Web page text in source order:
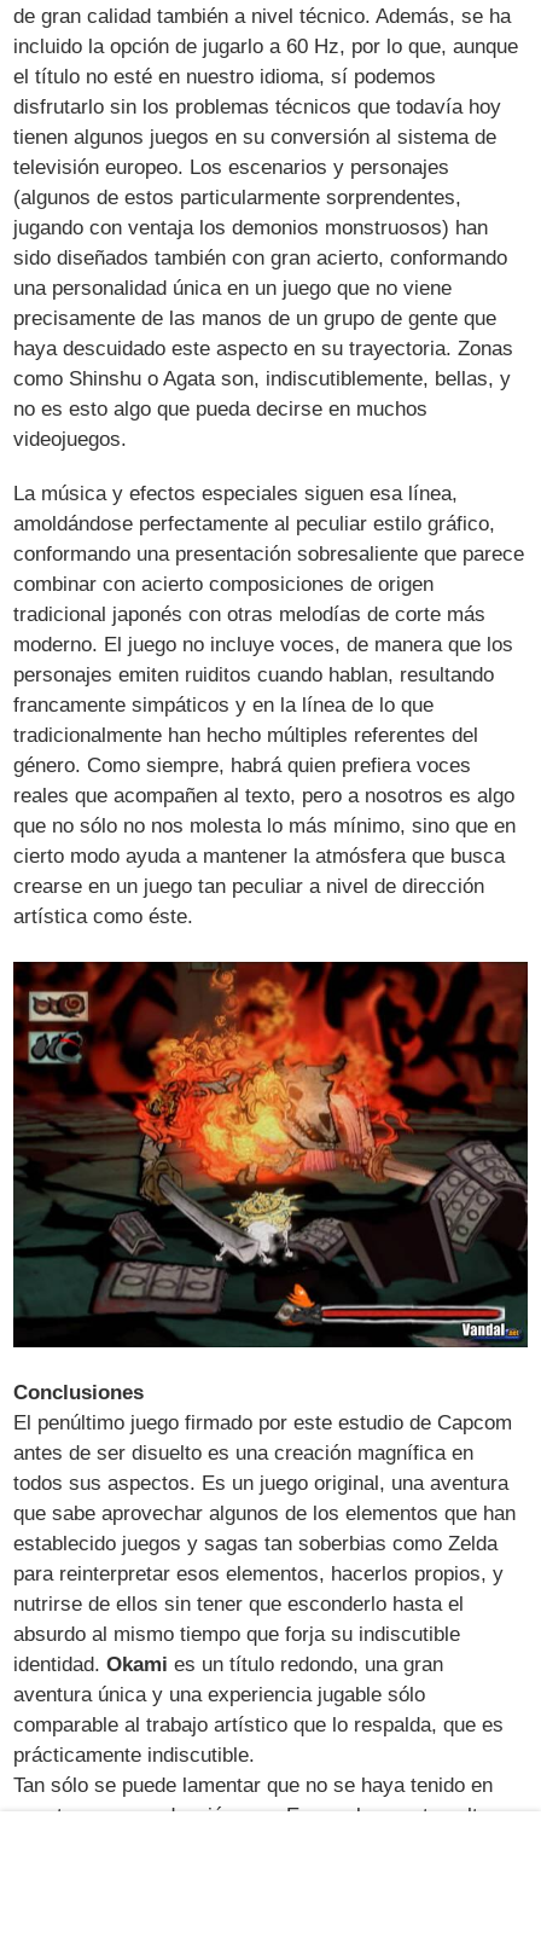
de gran calidad también a nivel técnico. Además, se ha
incluido la opción de jugarlo a 60 Hz, por lo que, aunque
el título no esté en nuestro idioma, sí podemos
disfrutarlo sin los problemas técnicos que todavía hoy
tienen algunos juegos en su conversión al sistema de
televisión europeo. Los escenarios y personajes
(algunos de estos particularmente sorprendentes,
jugando con ventaja los demonios monstruosos) han
sido diseñados también con gran acierto, conformando
una personalidad única en un juego que no viene
precisamente de las manos de un grupo de gente que
haya descuidado este aspecto en su trayectoria. Zonas
como Shinshu o Agata son, indiscutiblemente, bellas, y
no es esto algo que pueda decirse en muchos
videojuegos.
La música y efectos especiales siguen esa línea,
amoldándose perfectamente al peculiar estilo gráfico,
conformando una presentación sobresaliente que parece
combinar con acierto composiciones de origen
tradicional japonés con otras melodías de corte más
moderno. El juego no incluye voces, de manera que los
personajes emiten ruiditos cuando hablan, resultando
francamente simpáticos y en la línea de lo que
tradicionalmente han hecho múltiples referentes del
género. Como siempre, habrá quien prefiera voces
reales que acompañen al texto, pero a nosotros es algo
que no sólo no nos molesta lo más mínimo, sino que en
cierto modo ayuda a mantener la atmósfera que busca
crearse en un juego tan peculiar a nivel de dirección
artística como éste.
Conclusiones
El penúltimo juego firmado por este estudio de Capcom
antes de ser disuelto es una creación magnífica en
todos sus aspectos. Es un juego original, una aventura
que sabe aprovechar algunos de los elementos que han
establecido juegos y sagas tan soberbias como Zelda
para reinterpretar esos elementos, hacerlos propios, y
nutrirse de ellos sin tener que esconderlo hasta el
absurdo al mismo tiempo que forja su indiscutible
identidad.Okami es un título redondo, una gran
aventura única y una experiencia jugable sólo
comparable al trabajo artístico que lo respalda, que es
prácticamente indiscutible.
Tan sólo se puede lamentar que no se haya tenido en
cuenta en su producción para Europa la, a estas alturas,